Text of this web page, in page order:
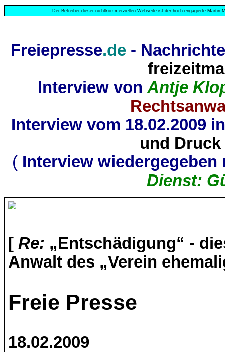
Der Betreiber dieser nichtkommerziellen Webseite ist der hoch-engagierte Martin
Freiepresse.de -
Interview von Antje
Interview vom 18.02.2009 in
und Druck
( Interview
Dienst:
[ Re: „Entschädigung“ -
Anwalt des „Verein
Freie Presse
18.02.2009